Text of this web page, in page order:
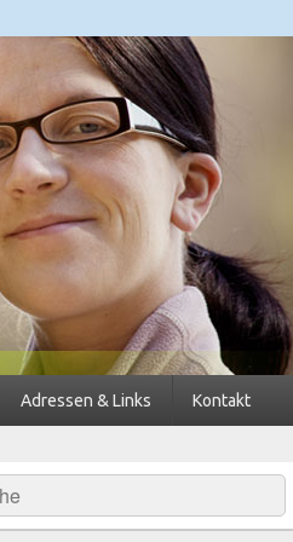
Diepholz
Adressen & Links Kontakt